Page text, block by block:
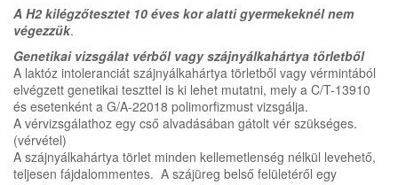
A H2 kilégzőtesztet 10 éves kor alatti gyermekeknél nem
végezzük.
Genetikai vizsgálat vérből vagy szájnyálkahártya törletből
A laktóz intoleranciát szájnyálkahártya törletből vagy vérmintából
elvégzett genetikai teszttel is ki lehet mutatni, mely a C/T-13910
és esetenként a G/A-22018 polimorfizmust vizsgálja.
A vérvizsgálathoz egy cső alvadásában gátolt vér szükséges.
(vérvétel)
A szájnyálkahártya törlet minden kellemetlenség nélkül levehető,
teljesen fájdalommentes. A szájüreg belső felületéről egy